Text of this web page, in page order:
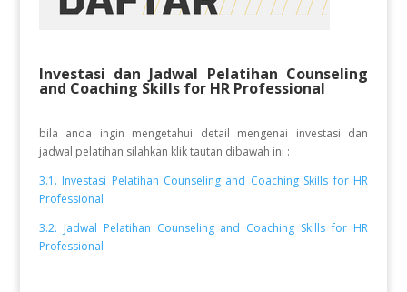
Investasi dan Jadwal Pelatihan Counseling
and Coaching Skills for HR Professional
bila anda ingin mengetahui detail mengenai investasi dan
jadwal pelatihan silahkan klik tautan dibawah ini :
3.1. Investasi Pelatihan Counseling and Coaching Skills for HR
Professional
3.2. Jadwal Pelatihan Counseling and Coaching Skills for HR
Professional